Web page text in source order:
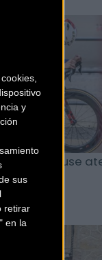
y
sus
retirar
en la
Monkhouse